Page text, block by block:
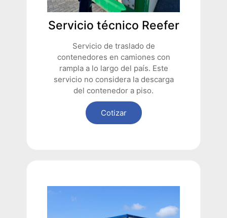
Servicio técnico Reefer
Servicio de traslado de
contenedores en camiones con
rampla a lo largo del país. Este
servicio no considera la descarga
del contenedor a piso.
Cotizar